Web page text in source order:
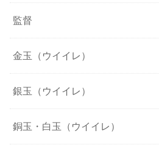
監督
金玉（ウイイレ）
銀玉（ウイイレ）
銅玉・白玉（ウイイレ）